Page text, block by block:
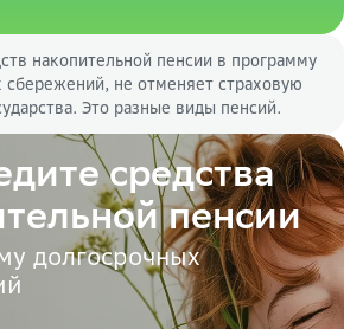
накопительной пенсии в программу
сбережений, не отменяет страховую
Это разные виды пенсий.
средства
пенсии
долгосрочных